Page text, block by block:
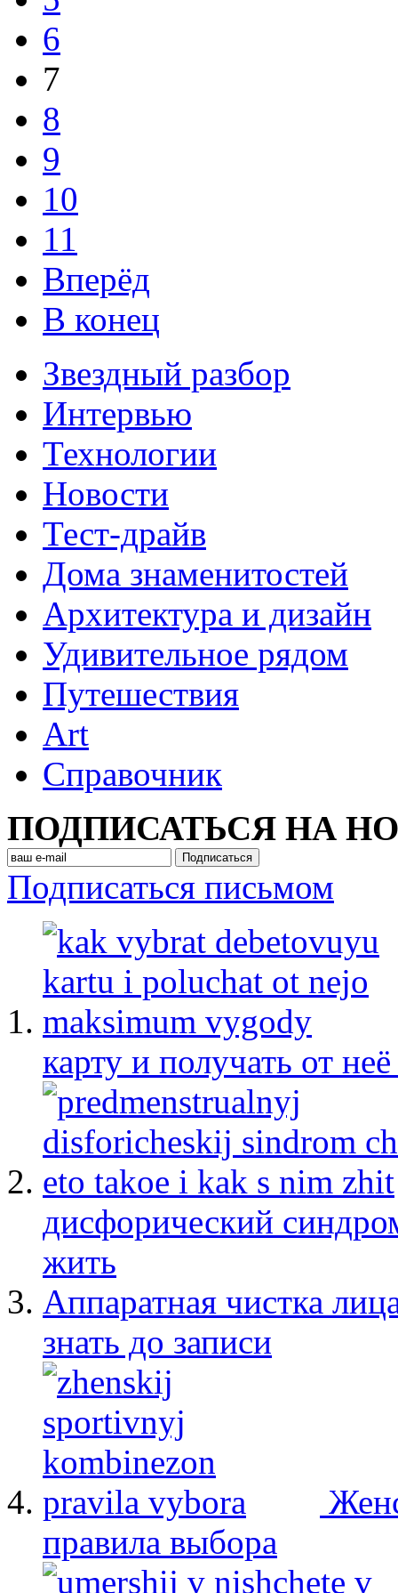
6
7
8
9
10
11
Вперёд
В конец
Звездный разбор
Интервью
Технологии
Новости
Тест-драйв
Дома знаменитостей
Архитектура и дизайн
Удивительное рядом
Путешествия
Art
Cправочник
ПОДПИСАТЬСЯ НА
Подписаться письмом
карту и получать от
дисфорический
жить
Аппаратная чистка
знать до записи
правила выбора